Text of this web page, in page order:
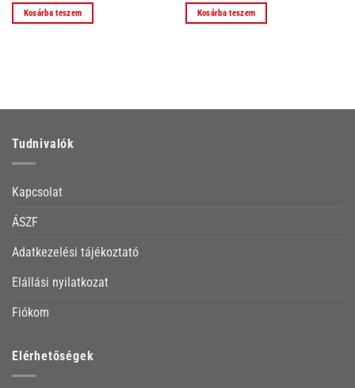
Kosárba teszem Kosárba teszem
Tudnivalók
Kapcsolat
ÁSZF
Adatkezelési tájékoztató
Elállási nyilatkozat
Fiókom
Elérhetőségek